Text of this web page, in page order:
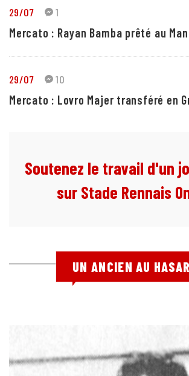
29/07 1
Mercato : Rayan Bamba prêté au
29/07 10
Mercato : Lovro Majer transféré en
Soutenez le travail d'un
sur Stade Rennais
UN ANCIEN AU